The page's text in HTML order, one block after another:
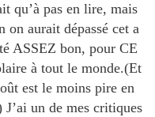
qu’à pas en lire, mais
on aurait dépassé cet a
ASSEZ bon, pour CE
à tout le monde.(Et
est le moins pire en
un de mes critiques